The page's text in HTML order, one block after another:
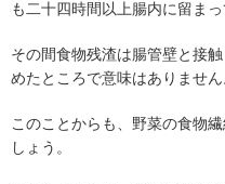
も二十四時間以上腸内に留まっ
その間食物残渣は腸管壁と接
めたところで意味はありません
このことからも、野菜の食物
しょう。